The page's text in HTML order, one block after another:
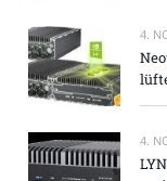
4.
4.